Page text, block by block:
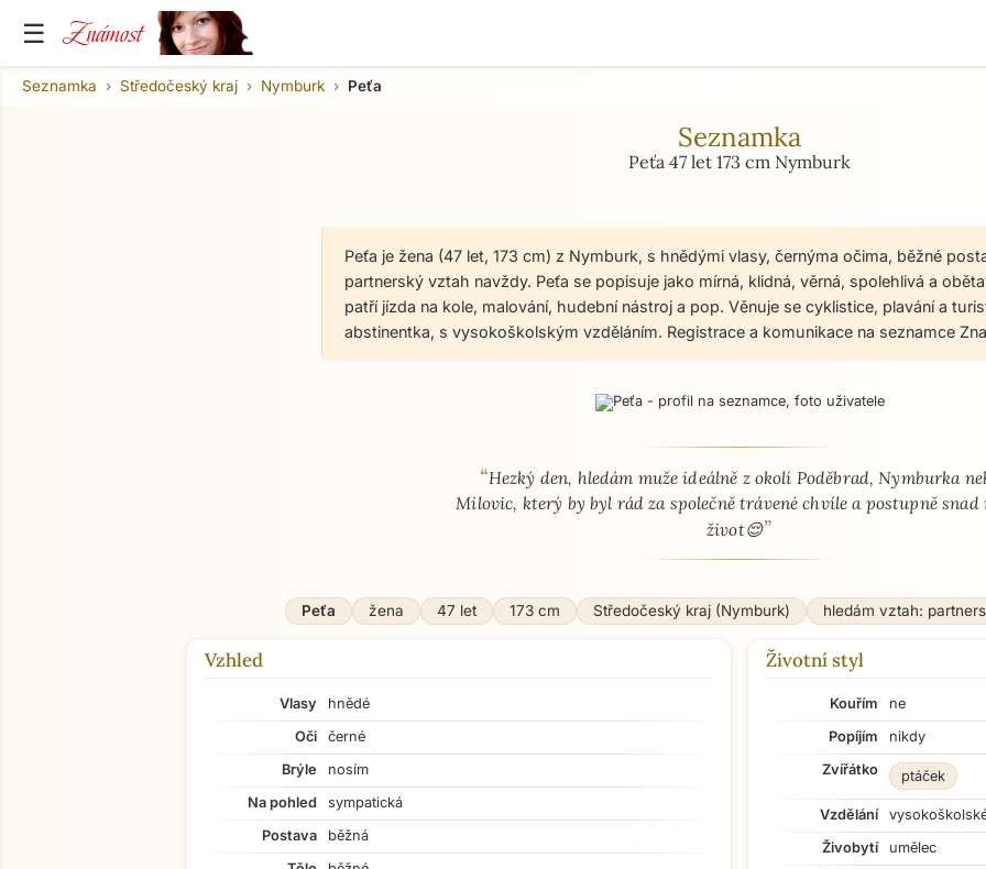
☰ Známost
Seznamka Středočeský kraj Nymburk Peťa
Seznamka
Peťa 47 let 173 cm Nymburk
Peťa je žena (47 let, 173 cm) z Nymburk, s hnědými vlasy, černýma očima, běžné
partnerský vztah navždy. Peťa se popisuje jako mírná, klidná, věrná, spolehlivá a
patří jízda na kole, malování, hudební nástroj a pop. Věnuje se cyklistice, plavání a
abstinentka, s vysokoškolským vzděláním. Registrace a komunikace na seznamce
O mně - seznamka profil
“Hezký den, hledám muže ideálně z okolí Poděbrad, Nymburka
Milovic, který by byl rád za společně trávené chvíle a postupně snad
život😌”
Peťa žena 47 let 173 cm Středočeský kraj (Nymburk) hledám vztah:
Vzhled
Vlasy
hnědé
Oči
černé
Brýle
nosím
Na pohled
sympatická
Postava
běžná
Životní styl
Kouřím
ne
Popíjím
nikdy
Zvířátko
ptáček
Vzdělání
Živobytí
umělec